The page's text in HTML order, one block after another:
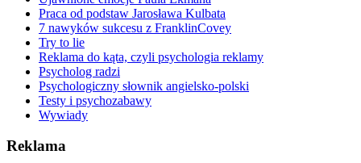
Praca od podstaw Jarosława Kulbata
7 nawyków sukcesu z FranklinCovey
Try to lie
Reklama do kąta, czyli psychologia reklamy
Psycholog radzi
Psychologiczny słownik angielsko-polski
Testy i psychozabawy
Wywiady
Reklama